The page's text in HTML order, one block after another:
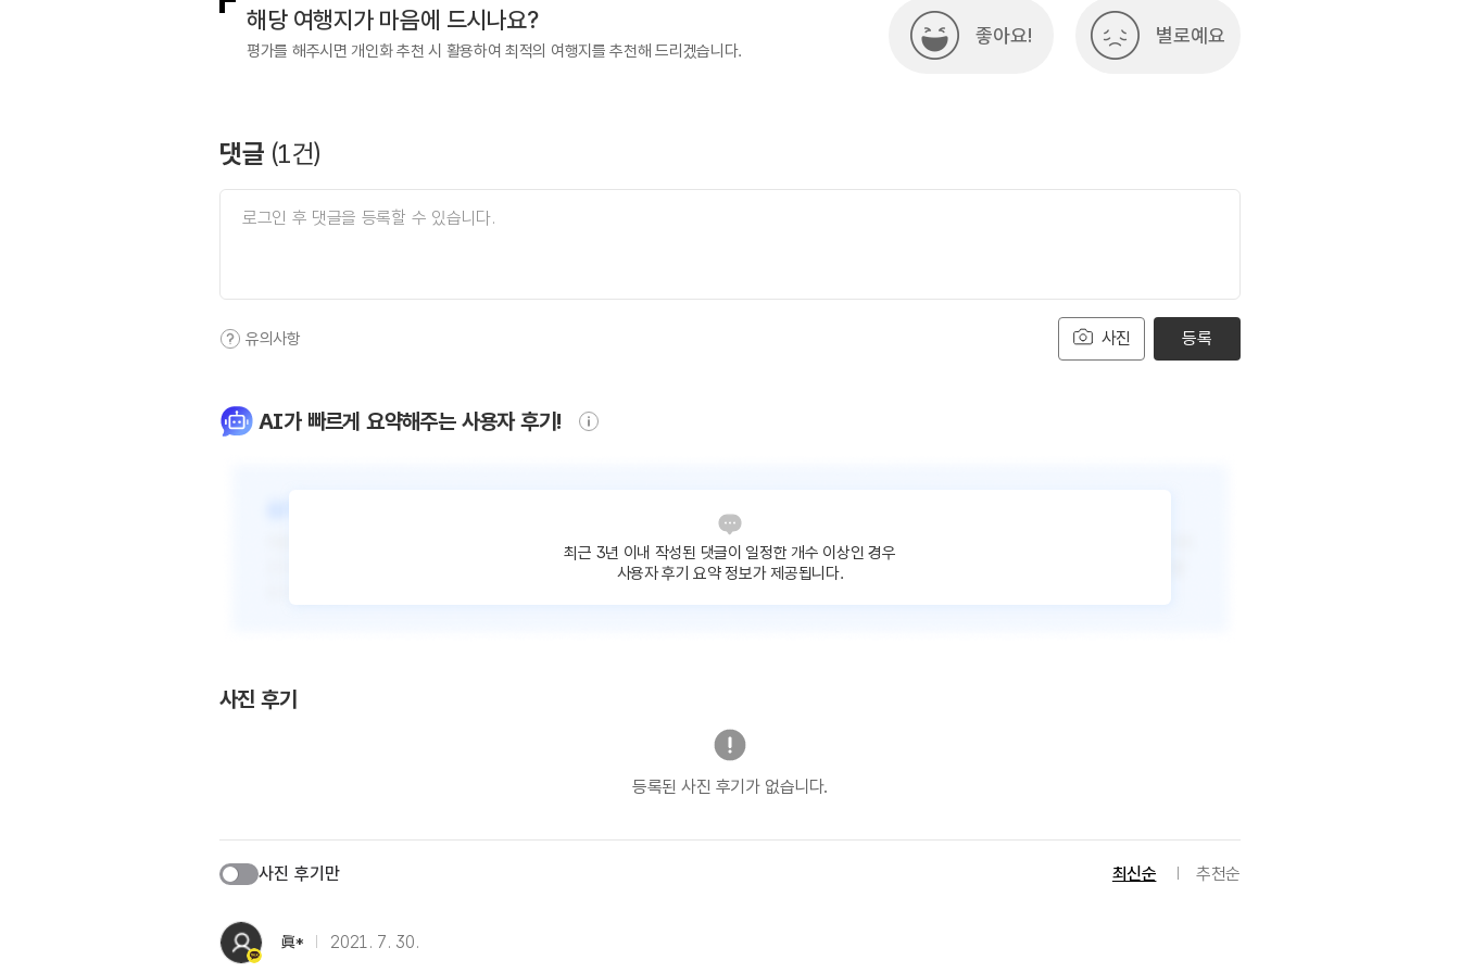
해당 여행지가 마음에 드시나요?
평가를 해주시면 개인화 추천 시 활용하여 최적의 여행지를 추천해 드리겠습니다.
좋아요! 별로예요
댓글 (1건)
사진
유의사항 등록
AI가 빠르게 요약해주는 사용자 후기!
최근 3년 이내 작성된 댓글이 일정한 개수 이상인 경우
사용자 후기 요약 정보가 제공됩니다.
사진 후기
등록된 사진 후기가 없습니다.
사진 후기만 최신순 추천순
眞* 2021. 7. 30.